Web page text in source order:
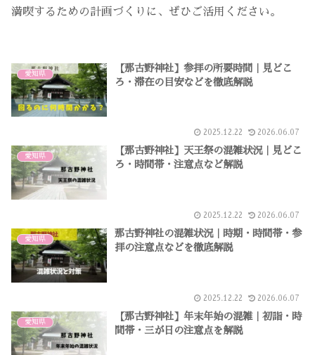
満喫するための計画づくりに、ぜひご活用ください。
愛知県
【那古野神社】参拝の所要時間｜見どこ
ろ・滞在の目安などを徹底解説
2025.12.22 2026.06.07
愛知県
【那古野神社】天王祭の混雑状況｜見どこ
ろ・時間帯・注意点など解説
2025.12.22 2026.06.07
愛知県
那古野神社の混雑状況｜時期・時間帯・参
拝の注意点などを徹底解説
2025.12.22 2026.06.07
愛知県
【那古野神社】年末年始の混雑｜初詣・時
間帯・三が日の注意点を解説